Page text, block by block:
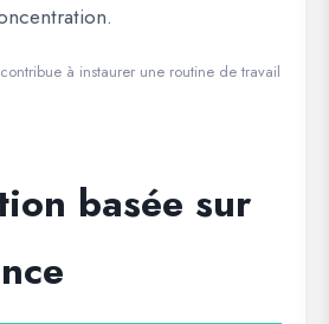
à instaurer une routine de travail
basée sur